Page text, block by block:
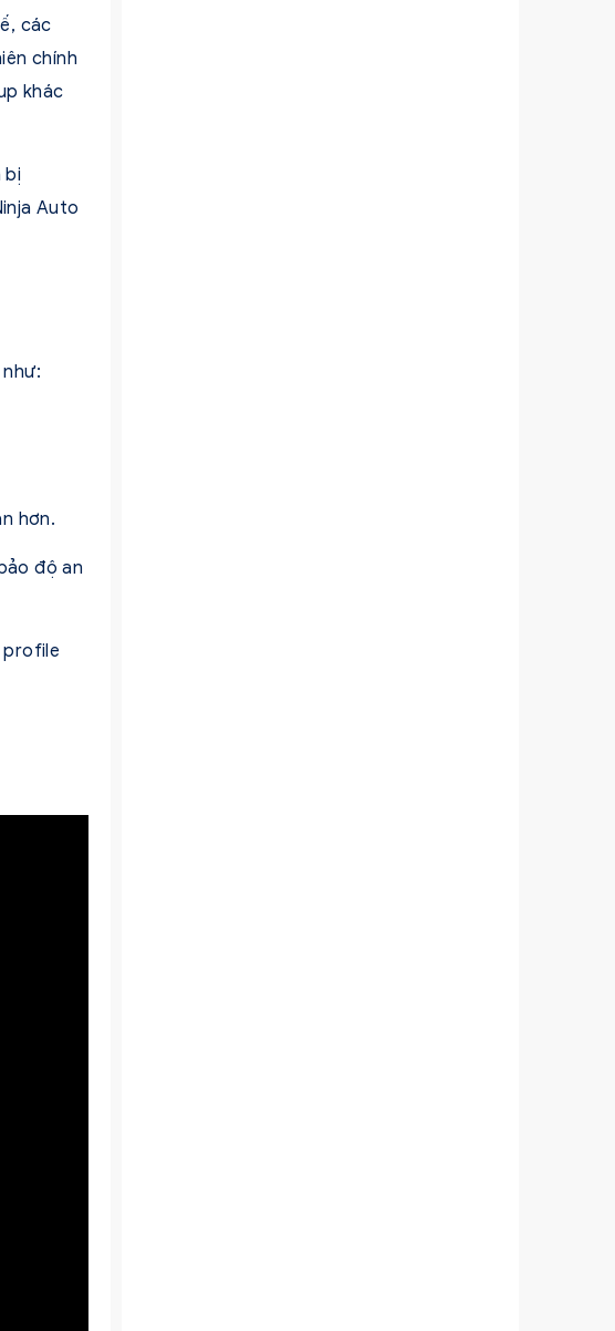
các
chính
khác
bị
Auto
hơn.
độ an
profile